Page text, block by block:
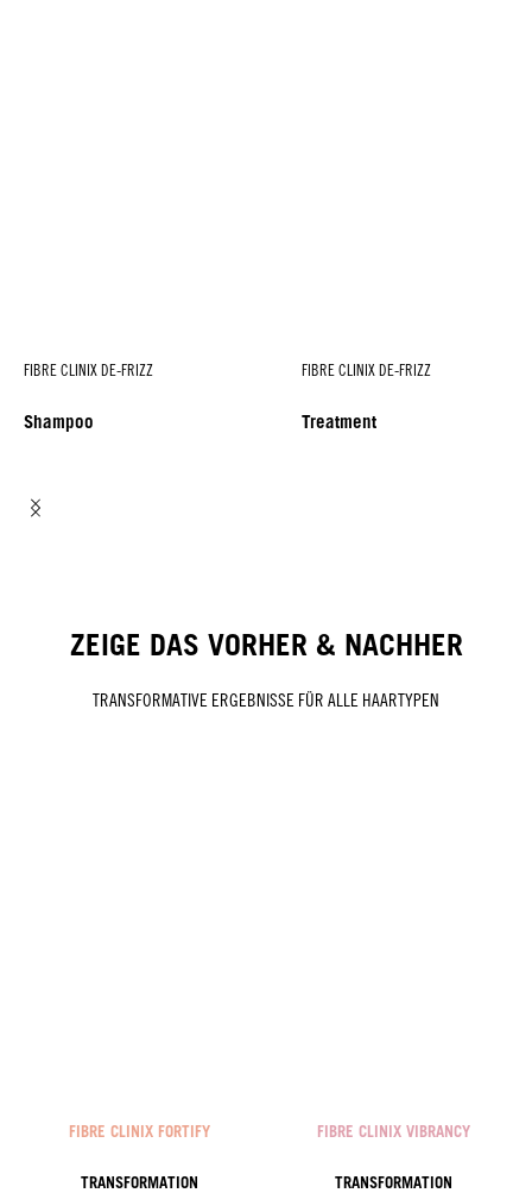
FIBRE CLINIX DE-FRIZZ
Shampoo
FIBRE CLINIX DE-FRIZZ
Treatment
ZEIGE DAS VORHER & NACHHER
TRANSFORMATIVE ERGEBNISSE FÜR ALLE HAARTYPEN
FIBRE CLINIX FORTIFY
TRANSFORMATION
FIBRE CLINIX VIBRANCY
TRANSFORMATION